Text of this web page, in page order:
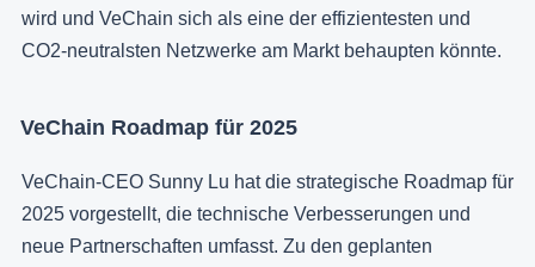
wird und VeChain sich als eine der effizientesten und
CO2-neutralsten Netzwerke am Markt behaupten könnte.
VeChain Roadmap für 2025
VeChain-CEO Sunny Lu hat die strategische Roadmap für
2025 vorgestellt, die technische Verbesserungen und
neue Partnerschaften umfasst. Zu den geplanten